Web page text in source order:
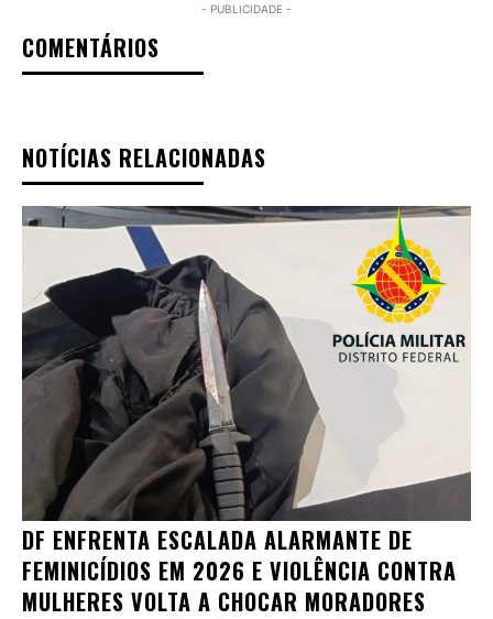
- PUBLICIDADE -
COMENTÁRIOS
NOTÍCIAS RELACIONADAS
DF ENFRENTA ESCALADA ALARMANTE DE
FEMINICÍDIOS EM 2026 E VIOLÊNCIA CONTRA
MULHERES VOLTA A CHOCAR MORADORES